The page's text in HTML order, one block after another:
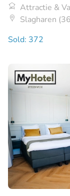
Attractie &
Slagharen
Sold: 372